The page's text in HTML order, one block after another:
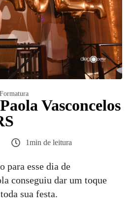
Formatura
Vasconcelos
1min de leitura
para esse dia de
conseguiu dar um toque
sua festa.